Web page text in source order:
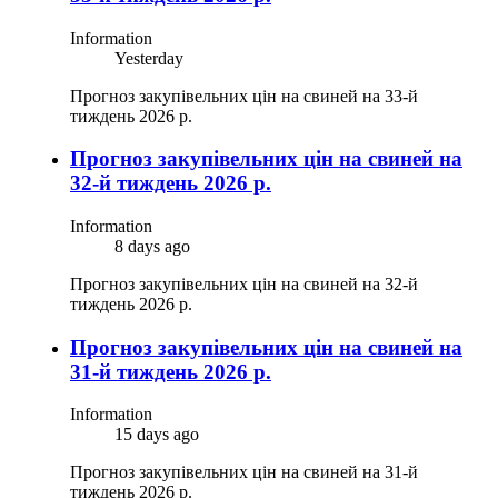
Information
Yesterday
Прогноз закупівельних цін на свиней на 33-й
тиждень 2026 р.
Прогноз закупівельних цін на свиней на
32-й тиждень 2026 р.
Information
8 days ago
Прогноз закупівельних цін на свиней на 32-й
тиждень 2026 р.
Прогноз закупівельних цін на свиней на
31-й тиждень 2026 р.
Information
15 days ago
Прогноз закупівельних цін на свиней на 31-й
тиждень 2026 р.